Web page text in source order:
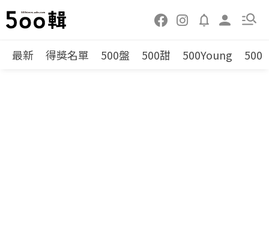
最新 得獎名單 500盤 500甜 500Young 500